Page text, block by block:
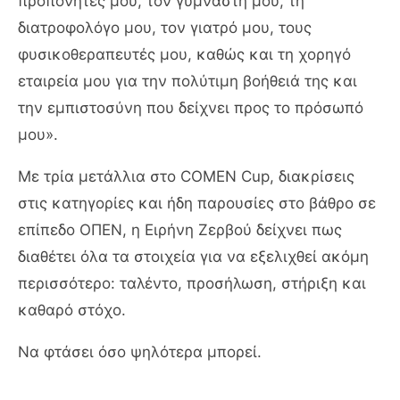
διατροφολόγο μου, τον γιατρό μου, τους
φυσικοθεραπευτές μου, καθώς και τη χορηγό
εταιρεία μου για την πολύτιμη βοήθειά της και
την εμπιστοσύνη που δείχνει προς το πρόσωπό
μου».
Με τρία μετάλλια στο COMEN Cup, διακρίσεις
στις κατηγορίες και ήδη παρουσίες στο βάθρο σε
επίπεδο ΟΠΕΝ, η Ειρήνη Ζερβού δείχνει πως
διαθέτει όλα τα στοιχεία για να εξελιχθεί ακόμη
περισσότερο: ταλέντο, προσήλωση, στήριξη και
καθαρό στόχο.
Να φτάσει όσο ψηλότερα μπορεί.